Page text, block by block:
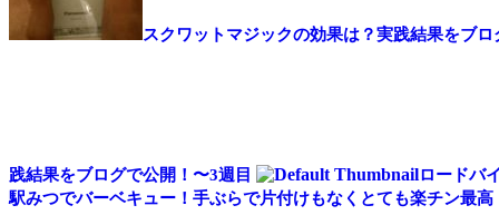
スクワットマジックの効果は？実践結果をブ
践結果をブログで公開！〜3週目
ロードバ
駅みつでバーベキュー！手ぶらで片付けもなくとても楽チン最高